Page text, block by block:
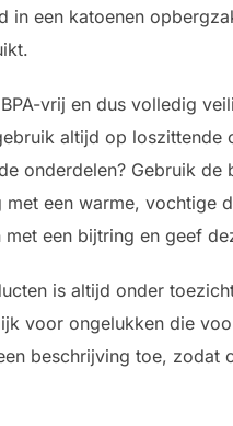
in een katoenen
vrij en dus volledig
altijd op loszittende
onderdelen? Gebruik de
met een warme, vochtige
met een bijtring en geef
is altijd onder
voor ongelukken die
beschrijving toe,